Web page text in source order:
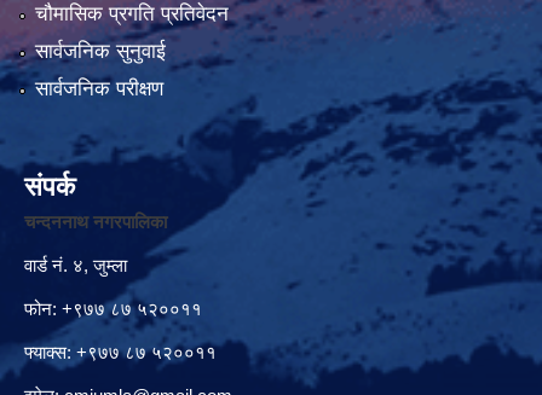
चौमासिक प्रगति प्रतिवेदन
सार्वजनिक सुनुवाई
सार्वजनिक परीक्षण
संपर्क
चन्दननाथ नगरपालिका
वार्ड नं. ४, जुम्ला
फोन: +९७७ ८७ ५२००११
फ्याक्स: +९७७ ८७ ५२००११